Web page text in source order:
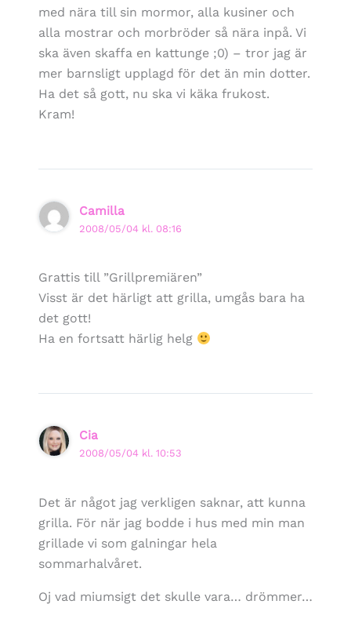
med nära till sin mormor, alla kusiner och
alla mostrar och morbröder så nära inpå. Vi
ska även skaffa en kattunge ;0) – tror jag är
mer barnsligt upplagd för det än min dotter.
Ha det så gott, nu ska vi käka frukost.
Kram!
Camilla
2008/05/04 kl. 08:16
Grattis till ”Grillpremiären”
Visst är det härligt att grilla, umgås bara ha
det gott!
Ha en fortsatt härlig helg
Cia
2008/05/04 kl. 10:53
Det är något jag verkligen saknar, att kunna
grilla. För när jag bodde i hus med min man
grillade vi som galningar hela
sommarhalvåret.
Oj vad miumsigt det skulle vara… drömmer…